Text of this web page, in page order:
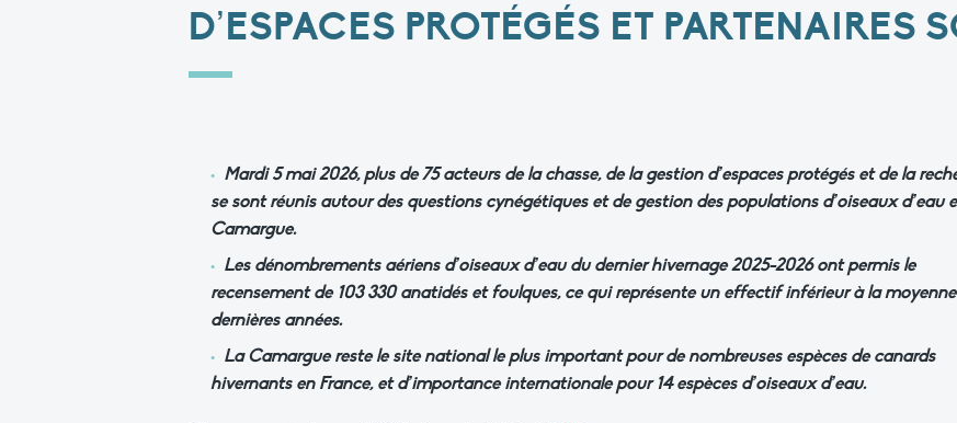
D’ESPACES PROTÉGÉS ET PARTENAIRES
Mardi 5 mai 2026, plus de 75 acteurs de la chasse, de la gestion d’espaces protégés et de la
se sont réunis autour des questions cynégétiques et de gestion des populations d’oiseaux d’eau
Camargue.
Les dénombrements aériens d’oiseaux d’eau du dernier hivernage 2025-2026 ont permis le
recensement de 103 330 anatidés et foulques, ce qui représente un effectif inférieur à la
dernières années.
La Camargue reste le site national le plus important pour de nombreuses espèces de canards
hivernants en France, et d’importance internationale pour 14 espèces d’oiseaux d’eau.